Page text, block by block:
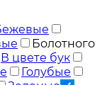
Болотного
В цвете бук
Голубые